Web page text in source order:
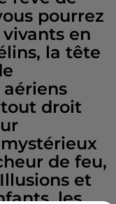
pourrez
en
la tête
tout droit
de feu,
et
les